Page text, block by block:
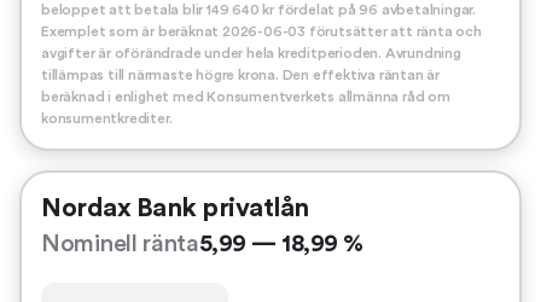
beloppet att betala blir 149 640 kr fördelat på 96 avbetalningar.
Exemplet som är beräknat 2026-06-03 förutsätter att ränta och
avgifter är oförändrade under hela kreditperioden. Avrundning
tillämpas till närmaste högre krona. Den effektiva räntan är
beräknad i enlighet med Konsumentverkets allmänna råd om
konsumentkrediter.
Nordax Bank privatlån
Nominell ränta5,99 — 18,99 %